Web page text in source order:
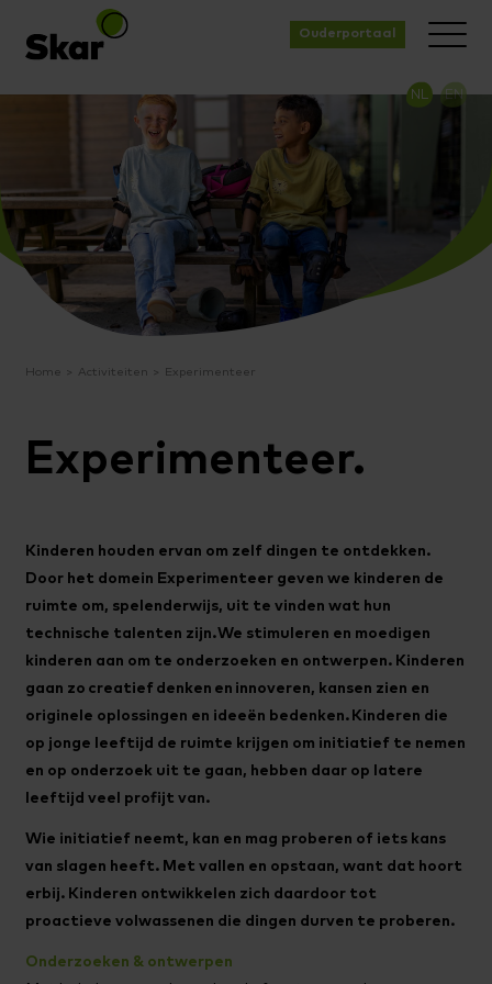
NL EN
Ouderportaal
Home Activiteiten Experimenteer
Experimenteer.
Kinderen houden ervan om zelf dingen te ontdekken.
Door het domein Experimenteer geven we kinderen de
ruimte om, spelenderwijs, uit te vinden wat hun
technische talenten zijn. We stimuleren en moedigen
kinderen aan om te onderzoeken en ontwerpen. Kinderen
gaan zo creatief denken en innoveren, kansen zien en
originele oplossingen en ideeën bedenken. Kinderen die
op jonge leeftijd de ruimte krijgen om initiatief te nemen
en op onderzoek uit te gaan, hebben daar op latere
leeftijd veel profijt van.
Wie initiatief neemt, kan en mag proberen of iets kans
van slagen heeft. Met vallen en opstaan, want dat hoort
erbij. Kinderen ontwikkelen zich daardoor tot
proactieve volwassenen die dingen durven te proberen.
Onderzoeken & ontwerpen